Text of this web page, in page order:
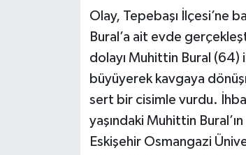
Olay, Tepebaşı İlçesi’ne
Bural’a ait evde
dolayı Muhittin Bural (64)
büyüyerek kavgaya
sert bir cisimle vurdu.
yaşındaki Muhittin
Eskişehir Osmangazi